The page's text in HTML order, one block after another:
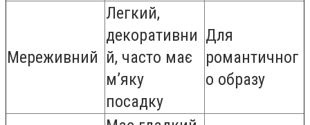
Мереживний
Легкий,
декоративни
й, часто має
м’яку
посадку
Для
романтичног
о образу